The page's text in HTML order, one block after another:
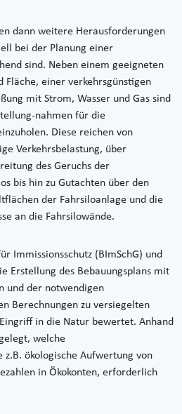
dann weitere Herausforderungen
bei der Planung einer
sind. Neben einem geeigneten
Fläche, einer verkehrsgünstigen
mit Strom, Wasser und Gas sind
nahmen für die
Diese reichen von
Verkehrsbelastung, über
des Geruchs der
bis hin zu Gutachten über den
der Fahrsiloanlage und die
an die Fahrsilowände.
Immissionsschutz (BImSchG) und
Erstellung des Bebauungsplans mit
und der notwendigen
Berechnungen zu versiegelten
in die Natur bewertet. Anhand
welche
z.B. ökologische Aufwertung von
in Ökokonten, erforderlich